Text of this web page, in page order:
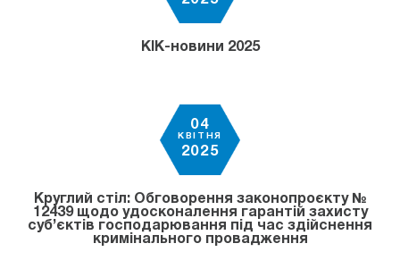
КІК-новини 2025
04
КВІТНЯ
2025
Круглий стіл: Обговорення законопроєкту №
12439 щодо удосконалення гарантій захисту
суб’єктів господарювання під час здійснення
кримінального провадження